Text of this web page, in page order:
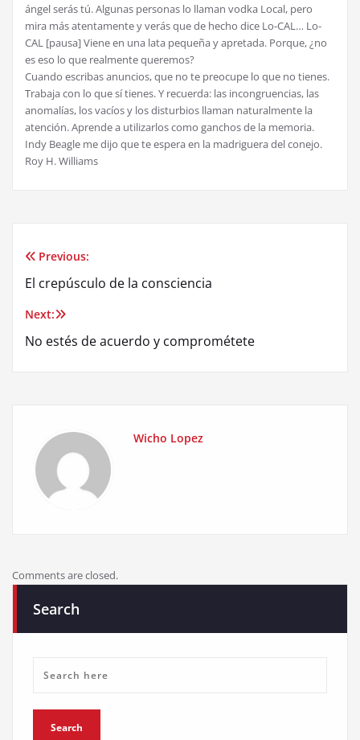
ángel serás tú. Algunas personas lo llaman vodka Local, pero
mira más atentamente y verás que de hecho dice Lo-CAL… Lo-
CAL [pausa] Viene en una lata pequeña y apretada. Porque, ¿no
es eso lo que realmente queremos?
Cuando escribas anuncios, que no te preocupe lo que no tienes.
Trabaja con lo que sí tienes. Y recuerda: las incongruencias, las
anomalías, los vacíos y los disturbios llaman naturalmente la
atención. Aprende a utilizarlos como ganchos de la memoria.
Indy Beagle me dijo que te espera en la madriguera del conejo.
Roy H. Williams
Post
navigation
Previous:
El crepúsculo de la consciencia
Next:
No estés de acuerdo y comprométete
Wicho Lopez
Comments are closed.
Search